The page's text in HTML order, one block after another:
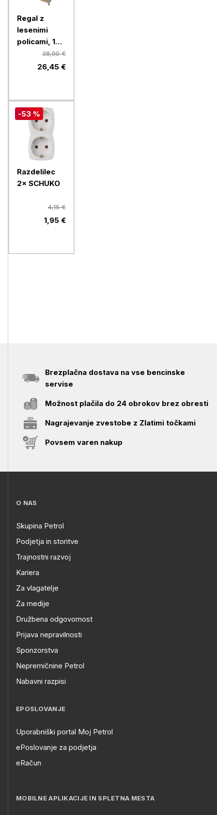
Regal z
lesenimi
policami, 180
x 90 x 40 cm
38,90 €
26,45 €
-53 %
Razdelilec
2× SCHUKO
4,15 €
1,95 €
Brezplačna dostava na vse bencinske
servise
Možnost plačila do 24 obrokov brez obresti
Nagrajevanje zvestobe z Zlatimi točkami
Povsem varen nakup
O NAS
Skupina Petrol
Podjetja in storitve
Trajnostni razvoj
Kariera
Za vlagatelje
Za medije
Družbena odgovornost
Prijava nepravilnosti
Sponzorstva
Nepremičnine Petrol
Nabavni razpisi
EPOSLOVANJE
Uporabniški portal Moj Petrol
ePoslovanje za podjetja
eRačun
MOBILNE APLIKACIJE IN SPLETNA MESTA